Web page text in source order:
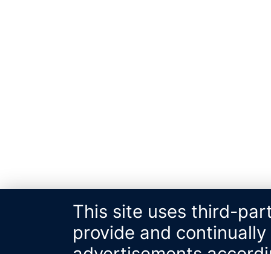
This site uses third-
provide and